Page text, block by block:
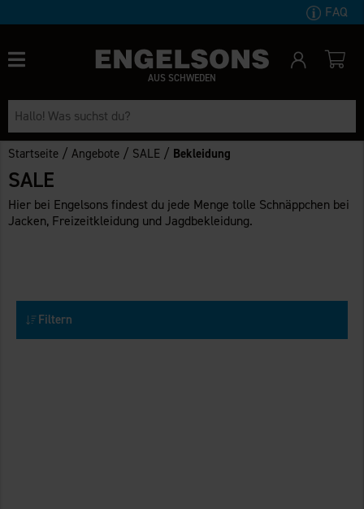
FAQ
AUS SCHWEDEN
Startseite /Angebote / SALE / Bekleidung
SALE
Hier bei Engelsons findest du jede Menge tolle Schnäppchen bei
Jacken, Freizeitkleidung und Jagdbekleidung.
Filtern